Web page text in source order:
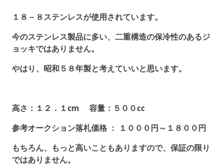
１８－８ステンレスが使用されています。
今のステンレス製品に多い、二重構造の保冷性のあるジ
ョッキではありません。
やはり、昭和５８年製と考えていいと思います。
高さ：１２．１cm 容量：５００cc
参考オークション落札価格 ： １０００円～１８００円
もちろん、もっと高いこともありますので、保証の限り
ではありません。